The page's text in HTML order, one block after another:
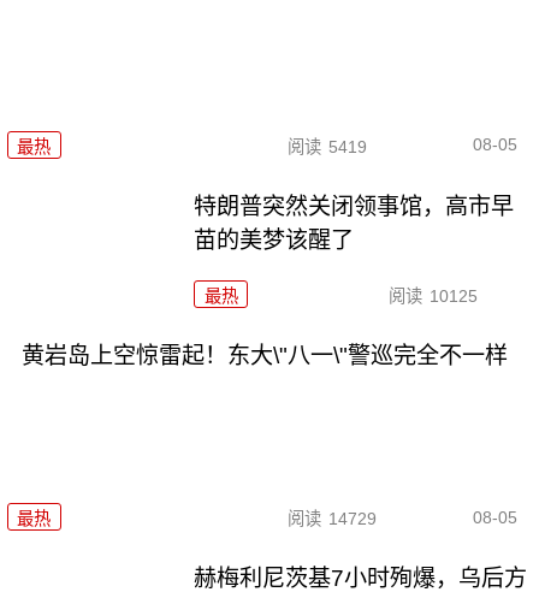
最热 阅读 5419 08-05
特朗普突然关闭领事馆，高市早
苗的美梦该醒了
最热 阅读 10125
黄岩岛上空惊雷起！东大\"八一\"警巡完全不一样
最热 阅读 14729 08-05
赫梅利尼茨基7小时殉爆，乌后方